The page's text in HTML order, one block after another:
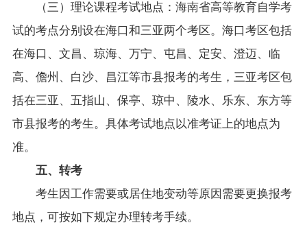
（三）理论课程考试地点：海南省高等教育自学考
试的考点分别设在海口和三亚两个考区。海口考区包括
在海口、文昌、琼海、万宁、屯昌、定安、澄迈、临
高、儋州、白沙、昌江等市县报考的考生，三亚考区包
括在三亚、五指山、保亭、琼中、陵水、乐东、东方等
市县报考的考生。具体考试地点以准考证上的地点为
准。
五、转考
考生因工作需要或居住地变动等原因需要更换报考
地点，可按如下规定办理转考手续。